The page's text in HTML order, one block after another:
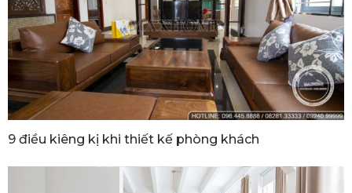
9 điều kiêng kị khi thiết kế phòng khách